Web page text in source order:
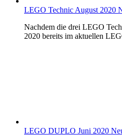
LEGO Technic August 2020
Nachdem die drei LEGO
2020 bereits im aktuellen
LEGO DUPLO Juni 2020